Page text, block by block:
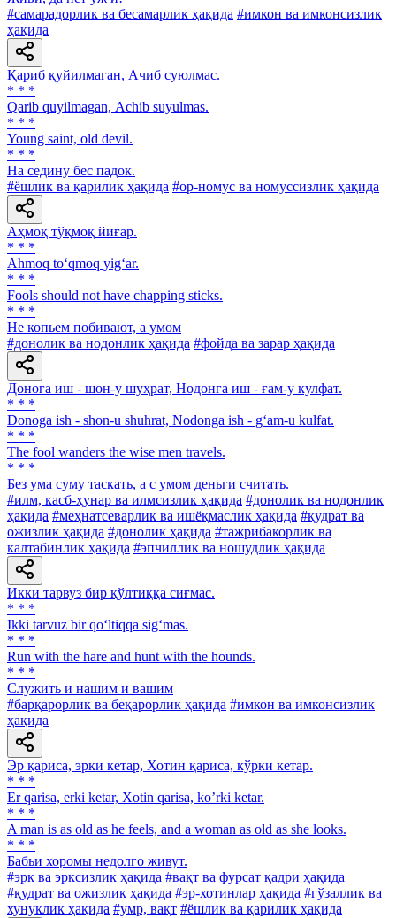
#самарадорлик ва бесамарлик ҳақида #имкон ва имконсизлик
ҳақида
Қариб қуйилмаган, Ачиб суюлмас.
* * *
Qarib quyilmagan, Аchib suyulmas.
* * *
Young saint, old devil.
* * *
Ha седину бес падок.
#ёшлик ва қарилик ҳақида #ор-номус ва номуссизлик ҳақида
Аҳмоқ тўқмоқ йиғар.
* * *
Ahmoq to‘qmoq yig‘ar.
* * *
Fools should not have chapping sticks.
* * *
He копьем побивают, а умом
#донолик ва нодонлик ҳақида #фойда ва зарар ҳақида
Донога иш - шон-у шуҳрат, Нодонга иш - ғам-у кулфат.
* * *
Donoga ish - shon-u shuhrat, Nodonga ish - g‘am-u kulfat.
* * *
The fool wanders the wise men travels.
* * *
Без ума суму таскать, а с умом деньги считать.
#илм, касб-ҳунар ва илмсизлик ҳақида #донолик ва нодонлик
ҳақида #меҳнатсеварлик ва ишёқмаслик ҳақида #қудрат ва
ожизлик ҳақида #донолик ҳақида #тажрибакорлик ва
калтабинлик ҳақида #эпчиллик ва ношудлик ҳақида
Икки тарвуз бир қўлтиққа сиғмас.
* * *
Ikki tarvuz bir qo‘ltiqqa sig‘mas.
* * *
Run with the hare and hunt with the hounds.
* * *
Служить и нашим и вашим
#барқарорлик ва беқарорлик ҳақида #имкон ва имконсизлик
ҳақида
Эр қариса, эрки кетар, Хотин қариса, кўрки кетар.
* * *
Er qarisa, erki ketar, Xotin qarisa, koʼrki ketar.
* * *
A man is as old as he feels, and a woman as old as she looks.
* * *
Бабьи хоромы недолго живут.
#эрк ва эрксизлик ҳақида #вақт ва фурсат қадри ҳақида
#қудрат ва ожизлик ҳақида #эр-хотинлар ҳақида #гўзаллик ва
хунуклик ҳақида #умр, вақт #ёшлик ва қарилик ҳақида